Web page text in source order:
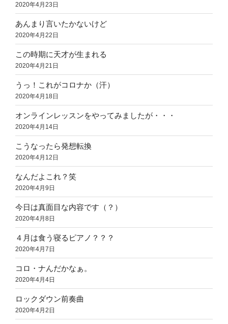
2020年4月23日
あんまり言いたかないけど
2020年4月22日
この時期に天才が生まれる
2020年4月21日
うっ！これがコロナか（汗）
2020年4月18日
オンラインレッスンをやってみましたが・・・
2020年4月14日
こうなったら発想転換
2020年4月12日
なんだよこれ？笑
2020年4月9日
今日は真面目な内容です（？）
2020年4月8日
４月は食う寝るピアノ？？？
2020年4月7日
コロ・ナんだかなぁ。
2020年4月4日
ロックダウン前奏曲
2020年4月2日